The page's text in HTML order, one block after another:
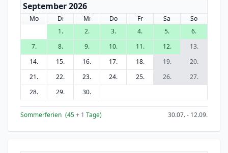
September 2026
Mo Di Mi Do Fr Sa
So
1.
2. 3. 4. 5.
6.
7.
8. 9. 10. 11. 12.
13.
14.
15. 16. 17. 18. 19.
20.
21.
22. 23. 24. 25. 26.
27.
28.
29. 30.
Sommerferien (45+ 1 Tage) 30.07. - 12.09.